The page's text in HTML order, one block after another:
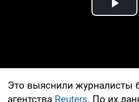
Это выяснили журналисты
агентства Reuters. По их